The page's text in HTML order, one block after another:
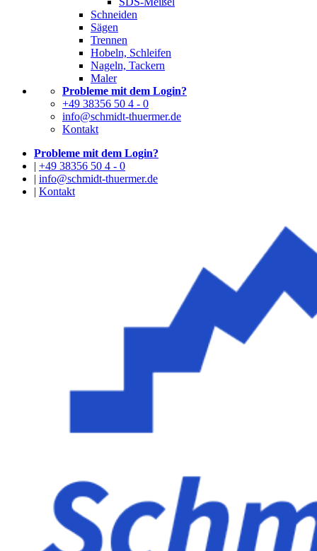
Schneiden
Sägen
Trennen
Hobeln, Schleifen
Nageln, Tackern
Maler
Probleme mit dem Login?
+49 38356 50 4 - 0
info@schmidt-thuermer.de
Kontakt
Probleme mit dem Login?
| +49 38356 50 4 - 0
| info@schmidt-thuermer.de
| Kontakt